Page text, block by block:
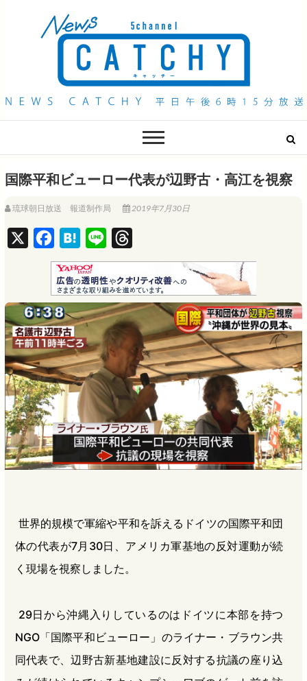
QAB NEWS Headline
国際平和ビューロー代表が辺野古・高江を視察
琉球朝日放送 報道制作局 2019年7月30日
a
c
e
b
o
o
k
H
a
t
e
n
a
i
n
e
h
r
e
a
s
世界的規模で軍縮や平和を訴えるドイツの国際平和団
体の代表が7月30日、アメリカ軍基地の反対運動が続
く現場を視察しました。
29日から沖縄入りしているのはドイツに本部を持つ
NGO「国際平和ビューロー」のライナー・ブラウン共
同代表で、辺野古新基地建設に反対する抗議の座り込